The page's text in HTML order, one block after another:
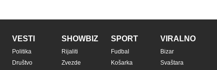
Pratite nas na: